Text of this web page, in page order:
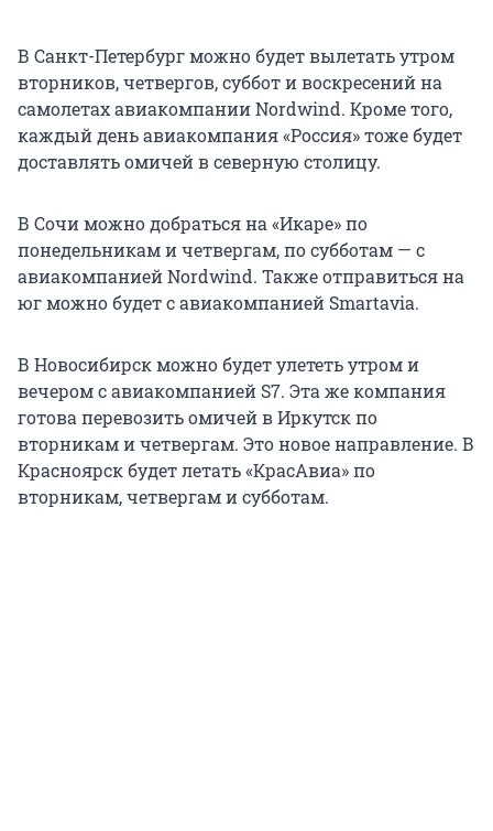
В Санкт-Петербург можно будет вылетать утром
вторников, четвергов, суббот и воскресений на
самолетах авиакомпании Nordwind. Кроме того,
каждый день авиакомпания «Россия» тоже будет
доставлять омичей в северную столицу.
В Сочи можно добраться на «Икаре» по
понедельникам и четвергам, по субботам — с
авиакомпанией Nordwind. Также отправиться на
юг можно будет с авиакомпанией Smartavia.
В Новосибирск можно будет улететь утром и
вечером с авиакомпанией S7. Эта же компания
готова перевозить омичей в Иркутск по
вторникам и четвергам. Это новое направление. В
Красноярск будет летать «КрасАвиа» по
вторникам, четвергам и субботам.